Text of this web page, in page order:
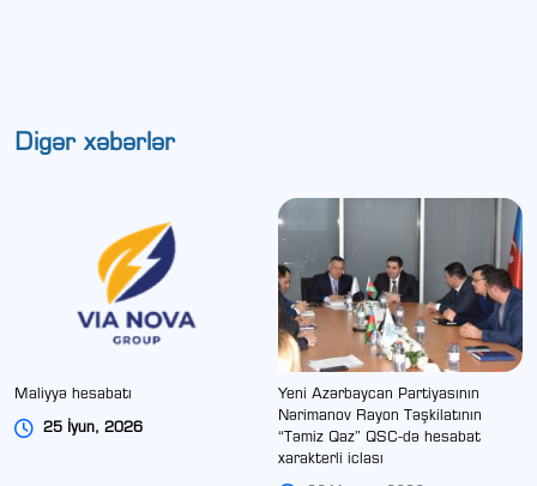
Digər xəbərlər
Maliyyə hesabatı
25 İyun, 2026
Yeni Azərbaycan Partiyasının
Nərimanov Rayon Təşkilatının
“Təmiz Qaz” QSC-də hesabat
xarakterli iclası